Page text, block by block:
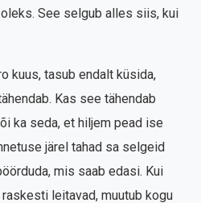
See selgub alles siis, kui
kuus, tasub endalt küsida,
Kas see tähendab
ka seda, et hiljem pead ise
järel tahad sa selgeid
mis saab edasi. Kui
leitavad, muutub kogu